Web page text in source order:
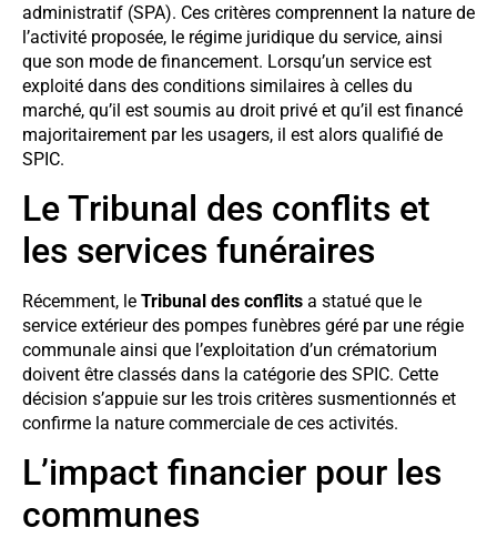
administratif (SPA). Ces critères comprennent la nature de
l’activité proposée, le régime juridique du service, ainsi
que son mode de financement. Lorsqu’un service est
exploité dans des conditions similaires à celles du
marché, qu’il est soumis au droit privé et qu’il est financé
majoritairement par les usagers, il est alors qualifié de
SPIC.
Le Tribunal des conflits et
les services funéraires
Récemment, le Tribunal des conflits a statué que le
service extérieur des pompes funèbres géré par une régie
communale ainsi que l’exploitation d’un crématorium
doivent être classés dans la catégorie des SPIC. Cette
décision s’appuie sur les trois critères susmentionnés et
confirme la nature commerciale de ces activités.
L’impact financier pour les
communes